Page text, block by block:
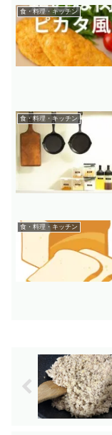
食・料理・キッチン
食・料理・キッチン
食・料理・キッチン